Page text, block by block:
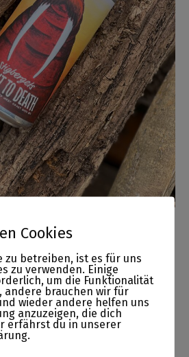
the Mask von Badlands
Company
2024
Cookies
zu betreiben, ist es für uns
zu verwenden. Einige
um die Funktionalität
andere brauchen wir für
wieder andere helfen uns
anzuzeigen, die dich
erfährst du in unserer